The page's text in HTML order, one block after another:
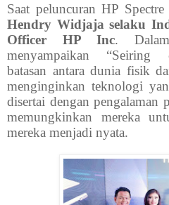
Saat peluncuran HP
Hendry Widjaja selaku
Officer HP Inc.
menyampaikan “Seiring
batasan antara dunia fisik
menginginkan teknologi
disertai dengan pengalaman
memungkinkan mereka
mereka menjadi nyata.